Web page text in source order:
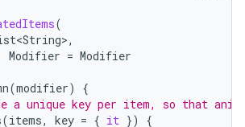
(
,
Modifier = Modifier
(modifier)
{
a unique key per item, so that
(items, key = { it })
{